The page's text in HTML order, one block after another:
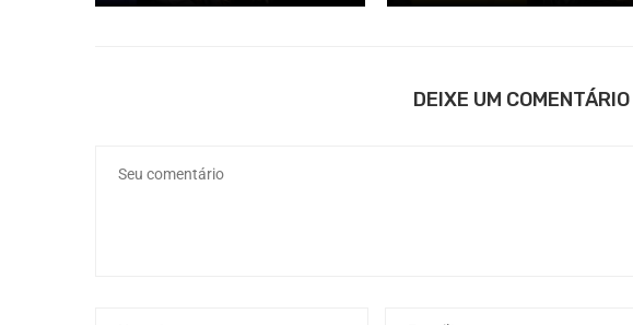
DEIXE UM COMENTÁRIO